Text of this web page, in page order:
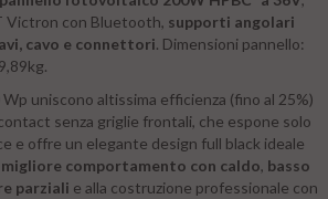
Victron con Bluetooth, supporti angolari
cavo e connettori. Dimensioni pannello:
uniscono altissima efficienza (fino al 25%)
senza griglie frontali, che espone solo
e offre un elegante design full black ideale
migliore comportamento con caldo, basso
parziali e alla costruzione professionale con